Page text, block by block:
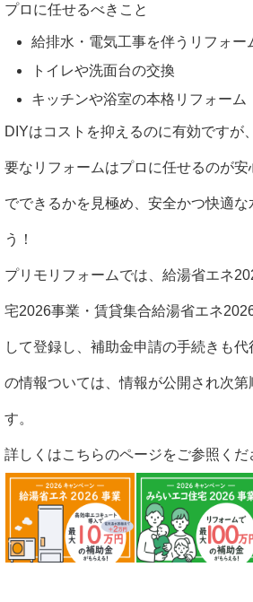
プロに任せるべきこと
給排水・電気工事を伴うリフォー
トイレや洗面台の交換
キッチンや浴室の本格リフォーム
DIYはコストを抑えるのに有効ですが
要なリフォームはプロに任せるのが
でできるかを見極め、安全かつ快適な
う！
プリモリフォームでは、給湯省エネ
宅2026事業・賃貸集合給湯省エネ
して登録し、補助金申請の手続きも
の情報ついては、情報が公開され次第
す。
詳しくはこちらのページをご参照くだ